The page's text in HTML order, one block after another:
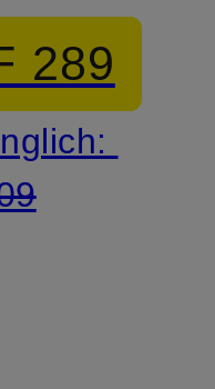
289